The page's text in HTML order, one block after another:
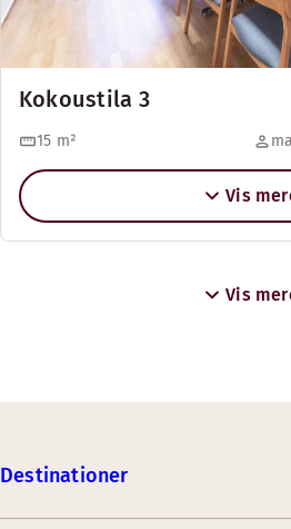
Kokoustila 3
15 m²
Vis
Vis
Destinationer